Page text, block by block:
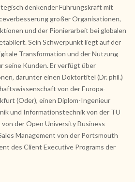
denkender Führungskraft mit
großer Organisationen,
und der Pionierarbeit bei globalen
Sein Schwerpunkt liegt auf der
Transformation und der Nutzung
seine Kunden. Er verfügt über
darunter einen Doktortitel (Dr. phil.)
von der Europa-
(Oder), einen Diplom-Ingenieur
und Informationstechnik von der TU
der Open University Business
Management von der Portsmouth
des Client Executive Programs der